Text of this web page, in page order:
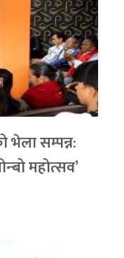
भेला सम्पन्न:
महोत्सव’